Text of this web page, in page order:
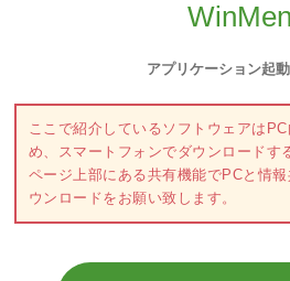
アプリケーション起
ここで紹介しているソフトウェアは
め、スマートフォンでダウンロードす
ページ上部にある共有機能でPCと情
ウンロードをお願い致します。